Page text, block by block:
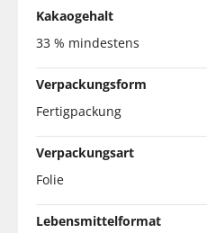
Kakaogehalt
33 % mindestens
Verpackungsform
Fertigpackung
Verpackungsart
Folie
Lebensmittelformat